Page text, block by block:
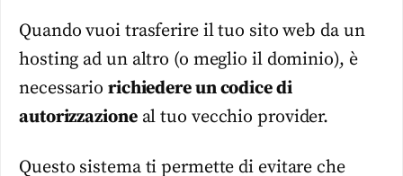
Quando vuoi trasferire il tuo sito web da un
hosting ad un altro (o meglio il dominio), è
necessario richiedere un codice di
autorizzazioneal tuo vecchio provider.
Questo sistema ti permette di evitare che